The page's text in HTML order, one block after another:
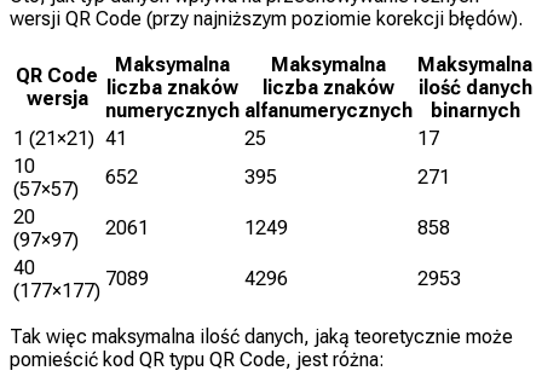
wersji QR Code (przy najniższym poziomie korekcji błędów).
QR Code
wersja
Maksymalna
liczba znaków
numerycznych
Maksymalna
liczba znaków
alfanumerycznych
Maksymalna
ilość danych
binarnych
1 (21×21) 41 25
17
10
(57×57)
652 395
271
20
(97×97)
2061 1249
858
40
(177×177)
7089 4296 2953
Tak więc maksymalna ilość danych, jaką teoretycznie może
pomieścić kod QR typu QR Code, jest różna: